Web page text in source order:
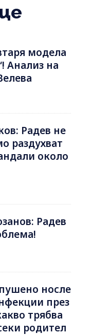
модела
Анализ на
Радев не
раздухват
около
Радев
носле
през
трябва
родител